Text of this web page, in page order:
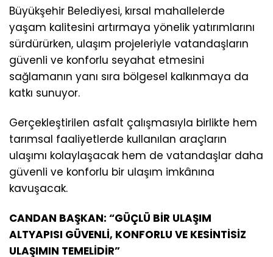
Büyükşehir Belediyesi, kırsal mahallelerde
yaşam kalitesini artırmaya yönelik yatırımlarını
sürdürürken, ulaşım projeleriyle vatandaşların
güvenli ve konforlu seyahat etmesini
sağlamanın yanı sıra bölgesel kalkınmaya da
katkı sunuyor.
Gerçekleştirilen asfalt çalışmasıyla birlikte hem
tarımsal faaliyetlerde kullanılan araçların
ulaşımı kolaylaşacak hem de vatandaşlar daha
güvenli ve konforlu bir ulaşım imkânına
kavuşacak.
CANDAN BAŞKAN: “GÜÇLÜ BİR ULAŞIM
ALTYAPISI GÜVENLİ, KONFORLU VE KESİNTİSİZ
ULAŞIMIN TEMELİDİR”